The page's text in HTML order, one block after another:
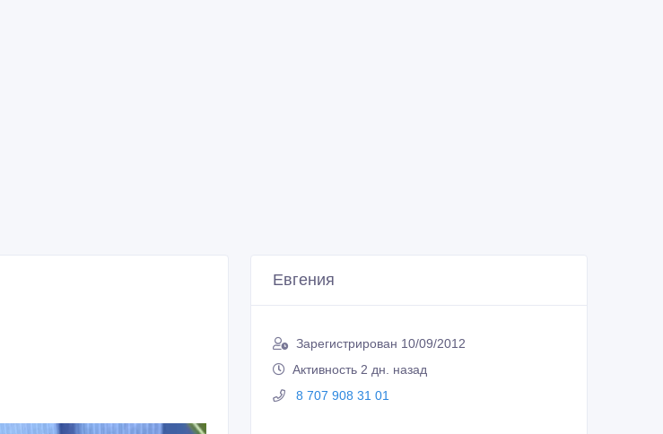
Евгения
Зарегистрирован 10/09/2012
Активность 2 дн. назад
8 707 908 31 01